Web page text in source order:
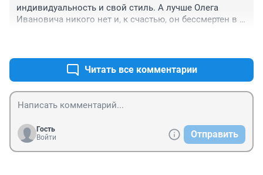
индивидуальность и свой стиль. А лучше Олега
Ивановича никого нет и, к счастью, он бессмертен в
Читать все комментарии
Гость
Войти
Отправить